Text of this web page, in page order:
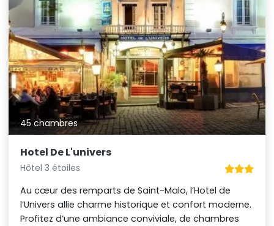
45 chambres
Hotel De L'univers
Hôtel 3 étoiles
Au cœur des remparts de Saint-Malo, l’Hotel de
l’Univers allie charme historique et confort moderne.
Profitez d’une ambiance conviviale, de chambres